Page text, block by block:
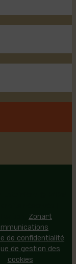
Zonart
de confidentialité
de gestion des
cookies